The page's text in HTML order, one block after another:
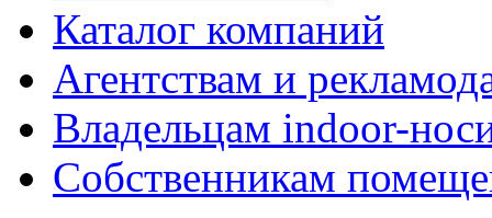
Каталог компаний
Агентствам и
Владельцам indoor-
Собственникам